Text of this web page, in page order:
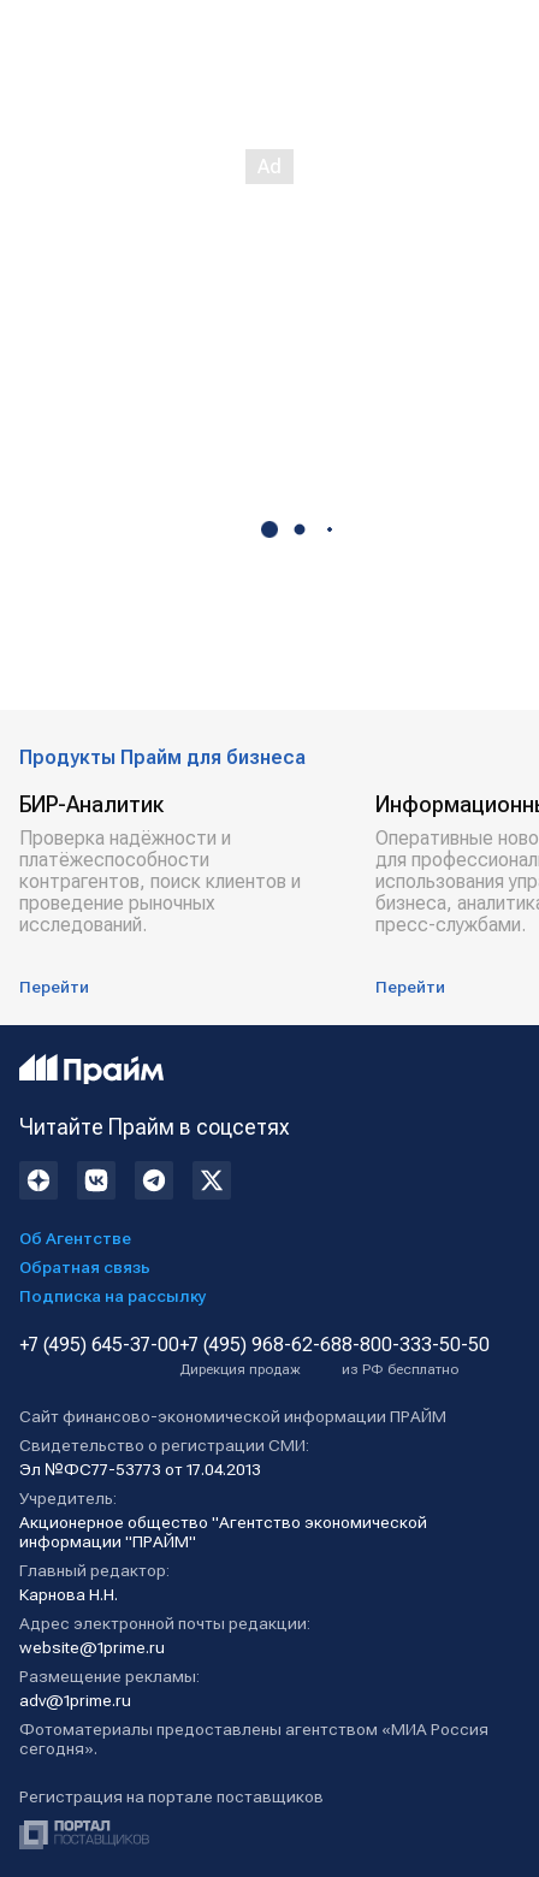
Продукты Прайм для бизнеса
БИР-Аналитик
Проверка надёжности и
платёжеспособности
контрагентов, поиск клиентов и
проведение рыночных
исследований.
Перейти
Оперативные
для
использования
бизнеса,
пресс-службами.
Перейти
Читайте Прайм в соцсетях
Об Агентстве
Обратная связь
Подписка на рассылку
+7 (495) 645-37-00+7 (495) 968-62-68
Дирекция продаж
8-800-333-50-50
из РФ бесплатно
Сайт финансово-экономической информации ПРАЙМ
Свидетельство о регистрации СМИ:
Эл №ФС77-53773 от 17.04.2013
Учредитель:
Акционерное общество "Агентство экономической
информации "ПРАЙМ"
Главный редактор:
Карнова Н.Н.
Адрес электронной почты редакции:
website@1prime.ru
Размещение рекламы:
adv@1prime.ru
Фотоматериалы предоставлены агентством «МИА Россия
сегодня».
Регистрация на портале поставщиков